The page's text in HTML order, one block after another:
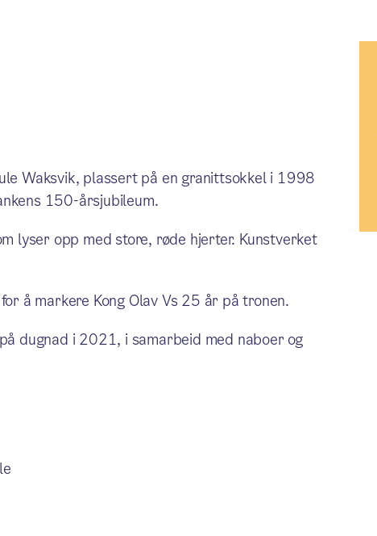
Waksvik, plassert på en granittsokkel i 1998
150-årsjubileum.
lyser opp med store, røde hjerter. Kunstverket
å markere Kong Olav Vs 25 år på tronen.
dugnad i 2021, i samarbeid med naboer og